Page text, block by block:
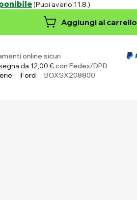
(Puoi averlo 11.8.)
Aggiungi al carrello
online sicuri
da 12,00 €con Fedex/DPD
Ford BOXSX208800